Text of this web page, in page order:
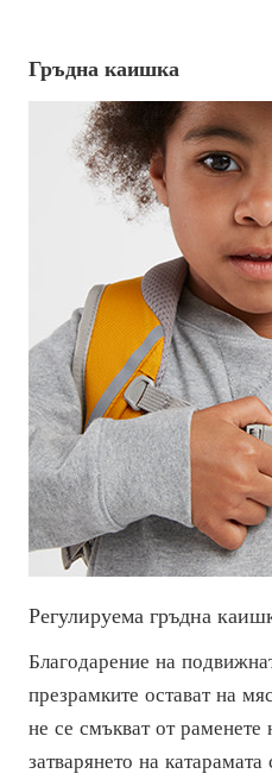
Гръдна каишка
Регулируема гръдна
Благодарение на
презрамките остават на
не се смъкват от
затварянето на